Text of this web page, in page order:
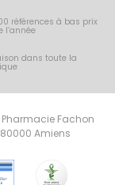
références à bas prix
l’année
dans toute la
Fachon
Amiens